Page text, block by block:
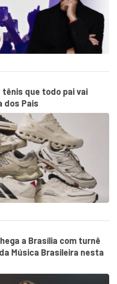
tênis que todo pai vai
dos Pais
a Brasília com turnê
Música Brasileira nesta